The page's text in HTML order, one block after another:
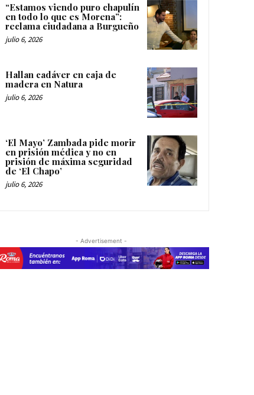
“Estamos viendo puro chapulín
en todo lo que es Morena”:
reclama ciudadana a Burgueño
julio 6, 2026
Hallan cadáver en caja de
madera en Natura
julio 6, 2026
‘El Mayo’ Zambada pide morir
en prisión médica y no en
prisión de máxima seguridad
de ‘El Chapo’
julio 6, 2026
- Advertisement -